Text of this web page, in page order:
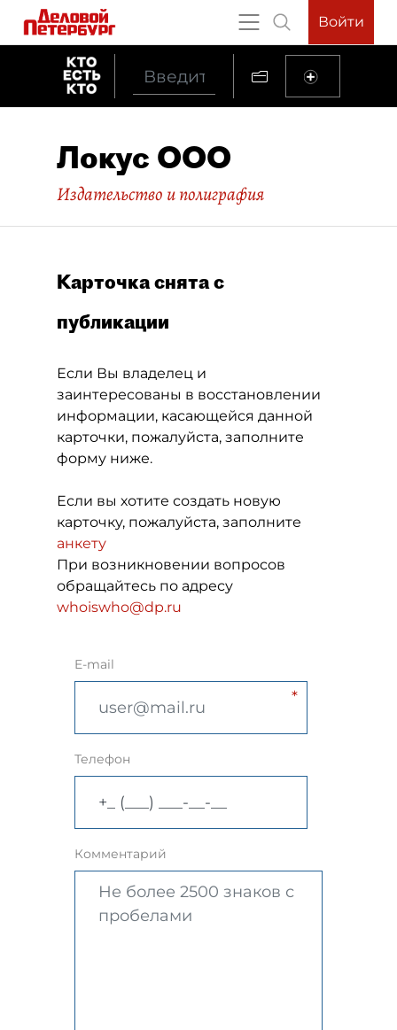
Войти
Локус ООО
Издательство и полиграфия
Карточка снята с
публикации
Если Вы владелец и
заинтересованы в восстановлении
информации, касающейся данной
карточки, пожалуйста, заполните
форму ниже.
Если вы хотите создать новую
карточку, пожалуйста, заполните
анкету
При возникновении вопросов
обращайтесь по адресу
whoiswho@dp.ru
E-mail
Телефон
Комментарий